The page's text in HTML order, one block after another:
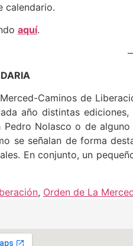
calendario.
aquí.
Caminos de
año distintas
Nolasco o de
se señalan de forma
En conjunto, un
, Orden de La